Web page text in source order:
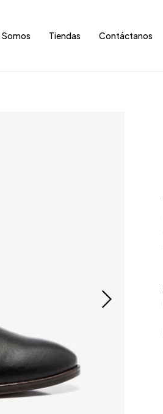
Somos Tiendas Contáctanos